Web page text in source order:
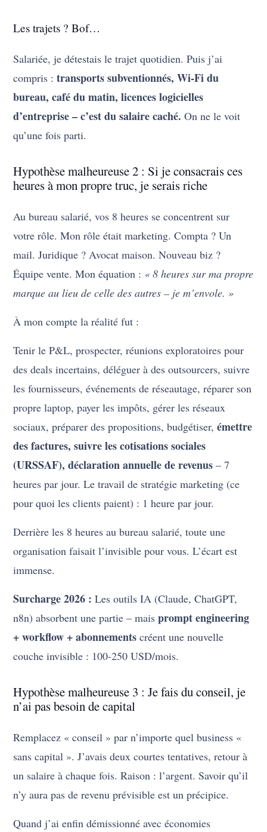
Les trajets ? Bof…
Salariée, je détestais le trajet quotidien. Puis j’ai
compris :transports subventionnés, Wi-Fi du
bureau, café du matin, licences logicielles
d’entreprise – c’est du salaire caché. On ne le voit
qu’une fois parti.
Hypothèse malheureuse 2 : Si je consacrais ces
heures à mon propre truc, je serais riche
Au bureau salarié, vos 8 heures se concentrent sur
votre rôle. Mon rôle était marketing. Compta ? Un
mail. Juridique ? Avocat maison. Nouveau biz ?
Équipe vente. Mon équation : « 8 heures sur ma propre
marque au lieu de celle des autres – je m’envole. »
À mon compte la réalité fut :
Tenir le P&L, prospecter, réunions exploratoires pour
des deals incertains, déléguer à des outsourcers, suivre
les fournisseurs, événements de réseautage, réparer son
propre laptop, payer les impôts, gérer les réseaux
sociaux, préparer des propositions, budgétiser,émettre
des factures, suivre les cotisations sociales
(URSSAF), déclaration annuelle de revenus – 7
heures par jour. Le travail de stratégie marketing (ce
pour quoi les clients paient) : 1 heure par jour.
Derrière les 8 heures au bureau salarié, toute une
organisation faisait l’invisible pour vous. L’écart est
immense.
Surcharge 2026 : Les outils IA (Claude, ChatGPT,
n8n) absorbent une partie – maisprompt engineering
+ workflow + abonnements créent une nouvelle
couche invisible : 100-250 USD/mois.
Hypothèse malheureuse 3 : Je fais du conseil, je
n’ai pas besoin de capital
Remplacez « conseil » par n’importe quel business «
sans capital ». J’avais deux courtes tentatives, retour à
un salaire à chaque fois. Raison : l’argent. Savoir qu’il
n’y aura pas de revenu prévisible est un précipice.
Quand j’ai enfin démissionné avec économies